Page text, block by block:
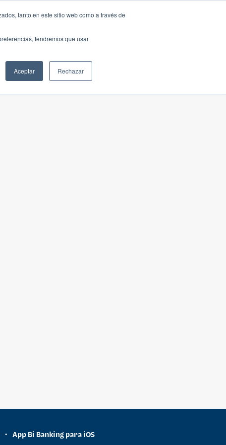
tanto en este sitio web como a través de
tendremos que usar
Aceptar Rechazar
• App Bi Banking para iOS